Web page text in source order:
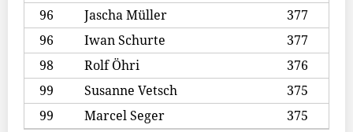
96
Jascha Müller
377
96
Iwan Schurte
377
98
Rolf Öhri
376
99
Susanne Vetsch
375
99
Marcel Seger 375